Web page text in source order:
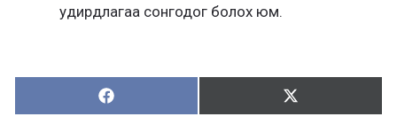
удирдлагаа сонгодог болох юм.
Хуваалцах:
Х
у
Түгээх:
Т
ү